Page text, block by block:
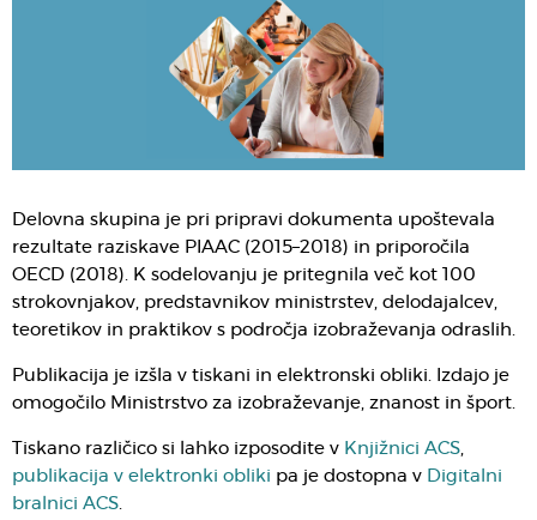
Delovna skupina je pri pripravi dokumenta upoštevala
rezultate raziskave PIAAC (2015–2018) in priporočila
OECD (2018). K sodelovanju je pritegnila več kot 100
strokovnjakov, predstavnikov ministrstev, delodajalcev,
teoretikov in praktikov s področja izobraževanja odraslih.
Publikacija je izšla v tiskani in elektronski obliki. Izdajo je
omogočilo Ministrstvo za izobraževanje, znanost in šport.
Tiskano različico si lahko izposodite v Knjižnici ACS
publikacija v elektronki obliki pa je dostopna v Digitalni
bralnici ACS